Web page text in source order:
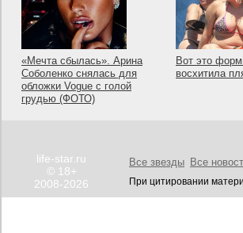
«Мечта сбылась». Арина
Соболенко снялась для
обложки Vogue с голой
грудью (ФОТО)
Вот это
восхитила
life-star.ru
© 18+
2008-2026
Все звезды Все
При цитировании